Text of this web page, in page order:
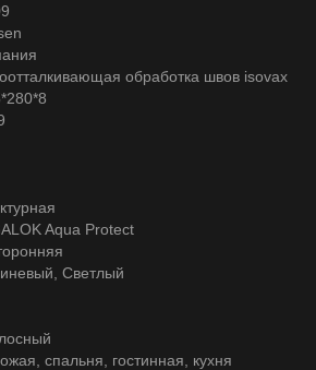
обработка швов isovax
Aqua Protect
Светлый
спальня, гостинная, кухня